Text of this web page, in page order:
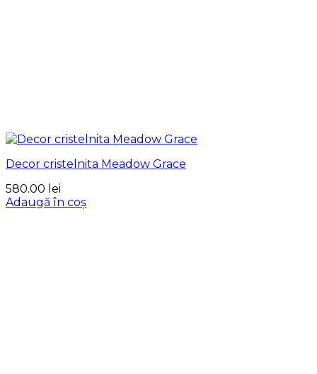
Decor cristelnita Meadow Grace
580.00 lei
Adaugă în coș